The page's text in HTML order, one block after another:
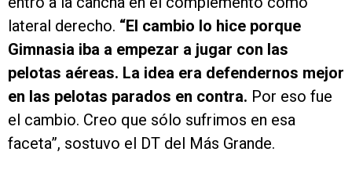
lateral derecho. “El cambio lo hice porque
Gimnasia iba a empezar a jugar con las
pelotas aéreas. La idea era defendernos mejor
en las pelotas parados en contra. Por eso fue
el cambio. Creo que sólo sufrimos en esa
faceta”, sostuvo el DT del Más Grande.